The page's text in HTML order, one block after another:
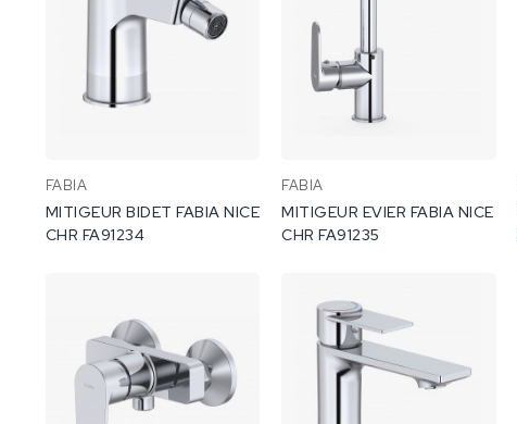
FABIA
MITIGEUR BIDET FABIA NICE
CHR FA91234
FABIA
MITIGEUR EVIER FABIA NICE
CHR FA91235